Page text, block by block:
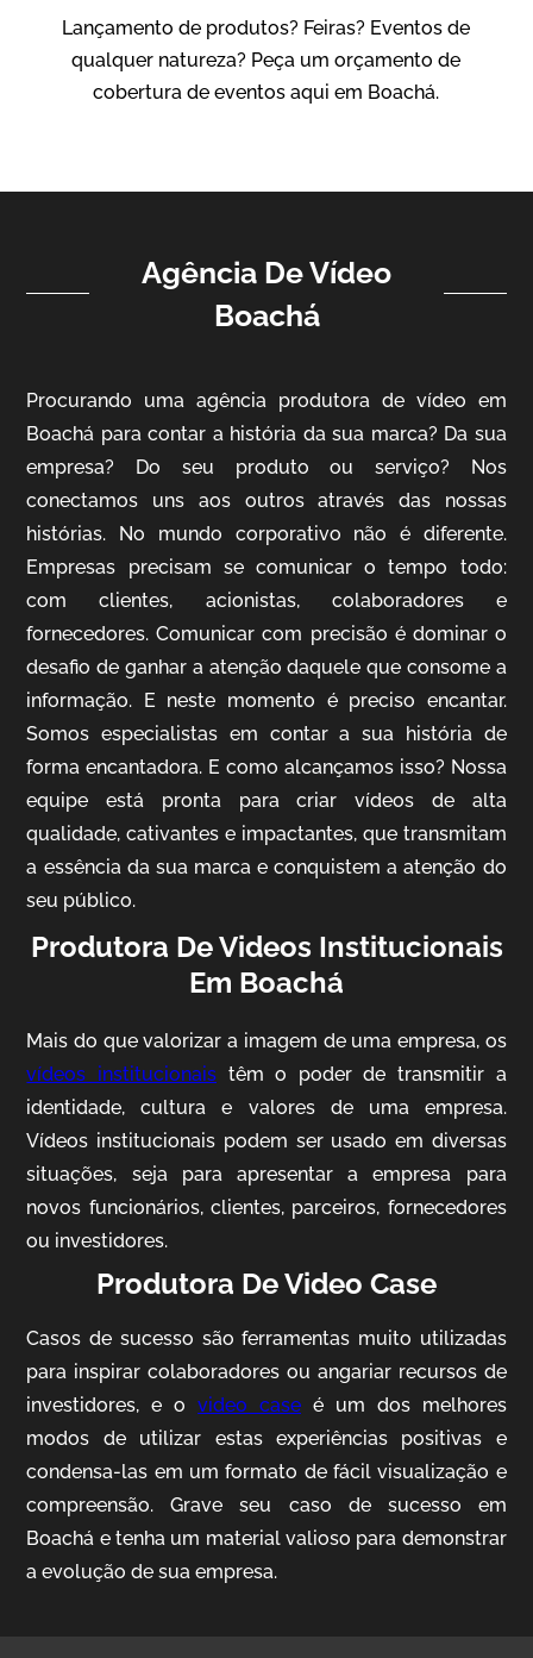
IBCC
Vídeo Institucional
Vídeo Institucional
IQVIA
Cobertura de Eventos
Mosaic
Lançamento de produtos? Feiras? Eventos de
qualquer natureza? Peça um orçamento de
cobertura de eventos aqui em Boachá.
Agência De Vídeo
Boachá
Procurando uma agência produtora de vídeo em
Boachá para contar a história da sua marca? Da sua
empresa? Do seu produto ou serviço? Nos
conectamos uns aos outros através das nossas
histórias. No mundo corporativo não é diferente.
Empresas precisam se comunicar o tempo todo:
com clientes, acionistas, colaboradores e
fornecedores. Comunicar com precisão é dominar o
desafio de ganhar a atenção daquele que consome a
informação. E neste momento é preciso encantar.
Somos especialistas em contar a sua história de
forma encantadora. E como alcançamos isso? Nossa
equipe está pronta para criar vídeos de alta
qualidade, cativantes e impactantes, que transmitam
a essência da sua marca e conquistem a atenção do
seu público.
Produtora De Videos Institucionais
Em Boachá
Mais do que valorizar a imagem de uma empresa, os
vídeos institucionais têm o poder de transmitir a
identidade, cultura e valores de uma empresa.
Vídeos institucionais podem ser usado em diversas
situações, seja para apresentar a empresa para
novos funcionários, clientes, parceiros, fornecedores
ou investidores.
Produtora De Video Case
Casos de sucesso são ferramentas muito utilizadas
para inspirar colaboradores ou angariar recursos de
investidores, e ovideo case é um dos melhores
modos de utilizar estas experiências positivas e
condensa-las em um formato de fácil visualização e
compreensão. Grave seu caso de sucesso em
Boachá e tenha um material valioso para demonstrar
a evolução de sua empresa.